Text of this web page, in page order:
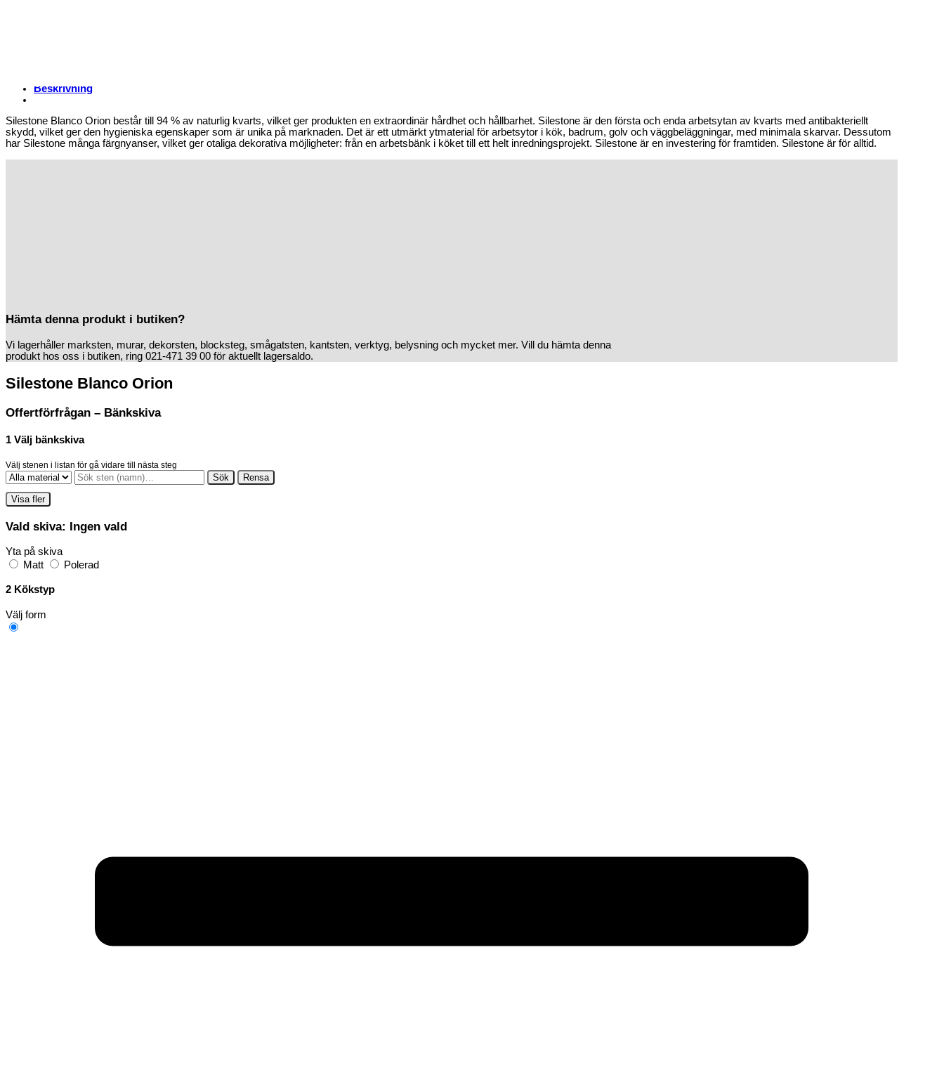
Beskrivning
Silestone Blanco Orion består till 94 % av naturlig kvarts, vilket ger produkten en extraordinär hårdhet och hållbarhet. Silestone är den första och enda arbetsytan av kvarts med antibakteriellt
skydd, vilket ger den hygieniska egenskaper som är unika på marknaden. Det är ett utmärkt ytmaterial för arbetsytor i kök, badrum, golv och väggbeläggningar, med minimala skarvar. Dessutom
har Silestone många färgnyanser, vilket ger otaliga dekorativa möjligheter: från en arbetsbänk i köket till ett helt inredningsprojekt. Silestone är en investering för framtiden. Silestone är för alltid.
Hämta denna produkt i butiken?
Vi lagerhåller marksten, murar, dekorsten, blocksteg, smågatsten, kantsten, verktyg, belysning och mycket mer. Vill du hämta denna
produkt hos oss i butiken, ring 021-471 39 00 för aktuellt lagersaldo.
Silestone Blanco Orion
Offertförfrågan – Bänkskiva
1 Välj bänkskiva
Välj stenen i listan för gå vidare till nästa steg
Sök Rensa
Visa fler
Vald skiva: Ingen vald
Yta på skiva
Matt
Polerad
2 Kökstyp
Välj form